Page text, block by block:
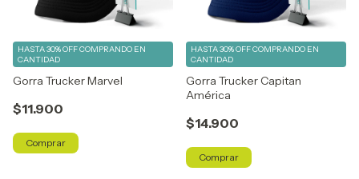
Gorra Trucker Marvel
$11.900
HASTA 30% OFFCOMPRANDO EN
CANTIDAD
Comprar
Gorra Trucker Capitan
América
$14.900
HASTA 30% OFFCOMPRANDO EN
CANTIDAD
Comprar